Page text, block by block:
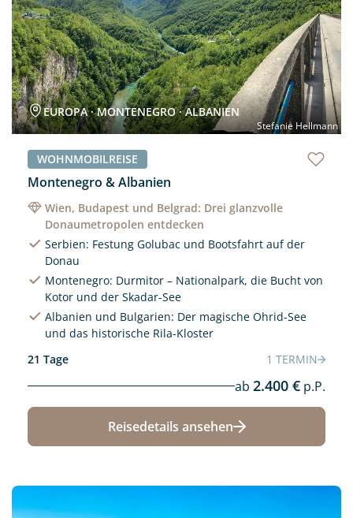
Stefanie Hellmann
EUROPA · MONTENEGRO · ALBANIEN
WOHNMOBILREISE
Montenegro & Albanien
Wien, Budapest und Belgrad: Drei glanzvolle
Donaumetropolen entdecken
Serbien: Festung Golubac und Bootsfahrt auf der
Donau
Montenegro: Durmitor – Nationalpark, die Bucht von
Kotor und der Skadar-See
Albanien und Bulgarien: Der magische Ohrid-See
und das historische Rila-Kloster
21 Tage
1 TERMIN
ab 2.400 € p.P.
Reisedetails ansehen
Neu